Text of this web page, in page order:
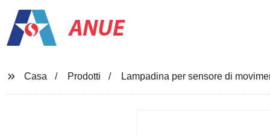
ANUE
Casa Prodotti Lampadina per sensore di